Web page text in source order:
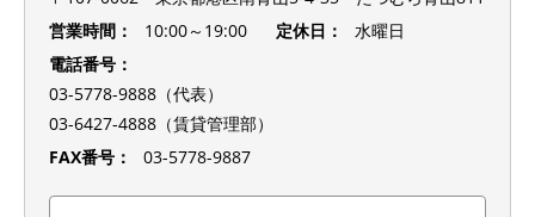
営業時間：
10:00～19:00 定休日：
水曜日
電話番号：
03-5778-9888（代表）
03-6427-4888（賃貸管理部）
FAX番号：
03-5778-9887